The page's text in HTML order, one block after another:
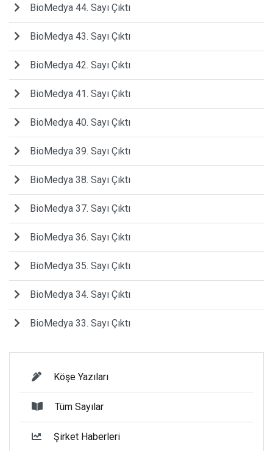
BioMedya 44. Sayı Çıktı
BioMedya 43. Sayı Çıktı
BioMedya 42. Sayı Çıktı
BioMedya 41. Sayı Çıktı
BioMedya 40. Sayı Çıktı
BioMedya 39. Sayı Çıktı
BioMedya 38. Sayı Çıktı
BioMedya 37. Sayı Çıktı
BioMedya 36. Sayı Çıktı
BioMedya 35. Sayı Çıktı
BioMedya 34. Sayı Çıktı
BioMedya 33. Sayı Çıktı
Köşe Yazıları
Tüm Sayılar
Şirket Haberleri